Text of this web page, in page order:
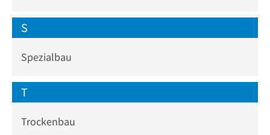
S
Spezialbau
T
Trockenbau